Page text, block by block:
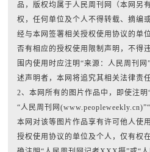
品，版权均属于人民周刊网（本网另
权，任何单位及个人不得转载、摘编
经与本网签署相关授权使用协议的单
否有相应的授权使用限制声明，不得
围内使用时应注明“来源：人民周刊
述声明者，本网将追究其相关法律责任
2、本网所有的图片作品中，即使注
“人民周刊网
本网对该等图片作品享有许可他人使
授权使用协议的单位及个人，仅有权